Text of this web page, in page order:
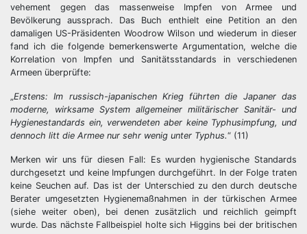
vehement gegen das massenweise Impfen von Armee und
Bevölkerung aussprach. Das Buch enthielt eine Petition an den
damaligen US-Präsidenten Woodrow Wilson und wiederum in dieser
fand ich die folgende bemerkenswerte Argumentation, welche die
Korrelation von Impfen und Sanitätsstandards in verschiedenen
Armeen überprüfte:
„Erstens: Im russisch-japanischen Krieg führten die Japaner das
moderne, wirksame System allgemeiner militärischer Sanitär- und
Hygienestandards ein, verwendeten aber keine Typhusimpfung, und
dennoch litt die Armee nur sehr wenig unter Typhus.“ (11)
Merken wir uns für diesen Fall: Es wurden hygienische Standards
durchgesetzt und keine Impfungen durchgeführt. In der Folge traten
keine Seuchen auf. Das ist der Unterschied zu den durch deutsche
Berater umgesetzten Hygienemaßnahmen in der türkischen Armee
(siehe weiter oben), bei denen zusätzlich und reichlich geimpft
wurde. Das nächste Fallbeispiel holte sich Higgins bei der britischen